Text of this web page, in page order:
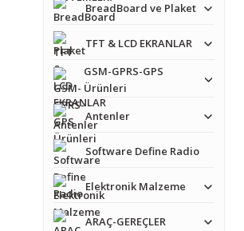
BreadBoard ve Plaket
TFT & LCD EKRANLAR
GSM-GPRS-GPS
Ürünleri
Antenler
Software Define Radio
Elektronik Malzeme
ARAÇ-GEREÇLER